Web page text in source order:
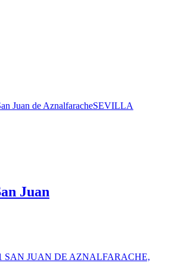
Juan de AznalfaracheSEVILLA
Juan
SAN JUAN DE AZNALFARACHE,